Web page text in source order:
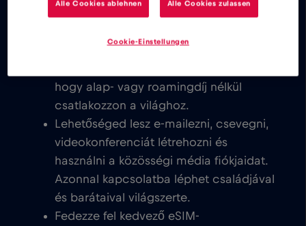
hogy alap- vagy roamingdíj nélkül
csatlakozzon a világhoz.
Lehetőséged lesz e-mailezni, csevegni,
videokonferenciát létrehozni és
használni a közösségi média fiókjaidat.
Azonnal kapcsolatba léphet családjával
és barátaival világszerte.
Fedezze fel kedvező eSIM-
Alle Cookies ablehnen Alle Cookies zulassen
Cookie-Einstellungen